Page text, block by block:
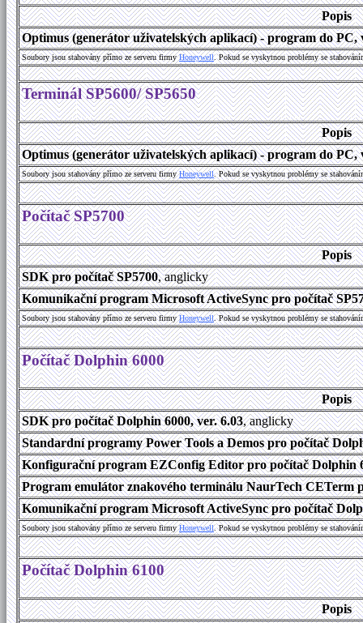
Popis
Optimus (generátor uživatelských aplikací) - program do PC,
Soubory jsou stahovány přímo ze serveru firmyHoneywell. Pokud se vyskytnou problémy se
Terminál SP5600/ SP5650
Popis
Optimus (generátor uživatelských aplikací) - program do PC,
Soubory jsou stahovány přímo ze serveru firmyHoneywell. Pokud se vyskytnou problémy se
Počítač SP5700
Popis
SDK pro počítač SP5700, anglicky
Komunikační program Microsoft ActiveSync pro počítač
Soubory jsou stahovány přímo ze serveru firmyHoneywell. Pokud se vyskytnou problémy se
Počítač Dolphin 6000
Popis
SDK pro počítač Dolphin 6000, ver. 6.03, anglicky
Standardní programy Power Tools a Demos pro počítač
Konfigurační program EZConfig Editor pro počítač Dolphin
Program emulátor znakového terminálu NaurTech CETerm
Komunikační program Microsoft ActiveSync pro počítač
Soubory jsou stahovány přímo ze serveru firmyHoneywell. Pokud se vyskytnou problémy se
Počítač Dolphin 6100
Popis